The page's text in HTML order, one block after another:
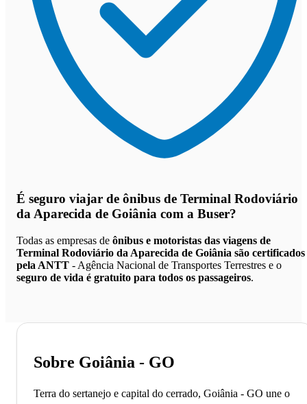
É seguro viajar de ônibus de Terminal Rodoviário
da Aparecida de Goiânia com a Buser?
Todas as empresas de ônibus e motoristas das viagens de
Terminal Rodoviário da Aparecida de Goiânia são certificados
pela ANTT - Agência Nacional de Transportes Terrestres e o
seguro de vida é gratuito para todos os passageiros.
Sobre Goiânia - GO
Terra do sertanejo e capital do cerrado, Goiânia - GO une o